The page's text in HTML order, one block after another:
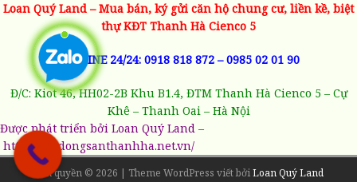
Loan Quý Land – Mua bán, ký gửi căn hộ chung cư, liền kề, biệt
thự KĐT Thanh Hà Cienco 5
HOTLINE 24/24: 0918 818 872 –0985 02 01 90
Đ/C: Kiot 46, HH02-2B Khu B1.4, ĐTM Thanh Hà Cienco 5 – Cự
Khê – Thanh Oai – Hà Nội
Được phát triển bởi Loan Quý Land –
https://batdongsanthanhha.net.vn/
Bản quyền © 2026 | Theme WordPress viết bởiLoan Quý Land